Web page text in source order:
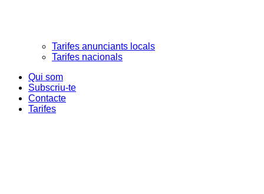
Tarifes anunciants locals
Tarifes nacionals
Qui som
Subscriu-te
Contacte
Tarifes